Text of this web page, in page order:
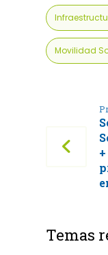
Movilidad
Temas